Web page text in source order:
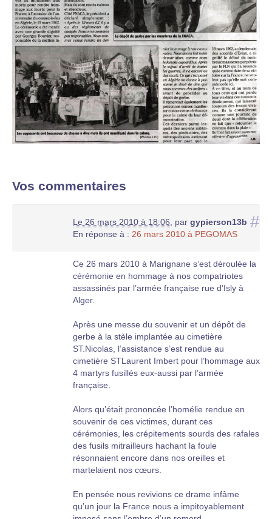
Vos commentaires
#
Le 26 mars 2010 à 18:06 par gypierson13b
En réponse à : 26 mars 2010 à PEGOMAS
Ce 26 mars 2010 à Marignane s’est déroulée la
cérémonie en hommage à nos compatriotes
assassinés par l’armée française rue d’Isly à
Alger.
Après une messe du souvenir et un dépôt de
gerbe à la stèle implantée au cimetière
ST.Nicolas, l’assistance s’est rendue au
cimetière STLaurent Imbert pour l’hommage aux
4 martyrs fusillés eux-aussi par l’armée
française.
Alors qu’était prononcée l’homélie rendue en
souvenir de ces victimes, durant ces
cérémonies, les crépitements sourds des rafales
des fusils mitrailleurs hachant la foule
résonnaient encore dans nos oreilles et
martelaient nos cœurs.
En pensée nous revivions ce drame infâme
qu’un jour la France nous a impitoyablement